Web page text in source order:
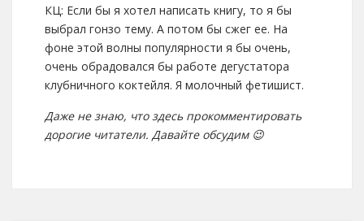
КЦ: Если бы я хотел написать книгу, то я бы
выбрал гонзо тему. А потом бы сжег ее. На
фоне этой волны популярности я бы очень,
очень обрадовался бы работе дегустатора
клубничного коктейля. Я молочный фетишист.
Даже не знаю, что здесь прокомментировать
дорогие читатели. Давайте обсудим 😉